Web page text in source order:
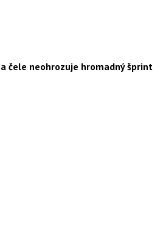
čele neohrozuje hromadný šprint